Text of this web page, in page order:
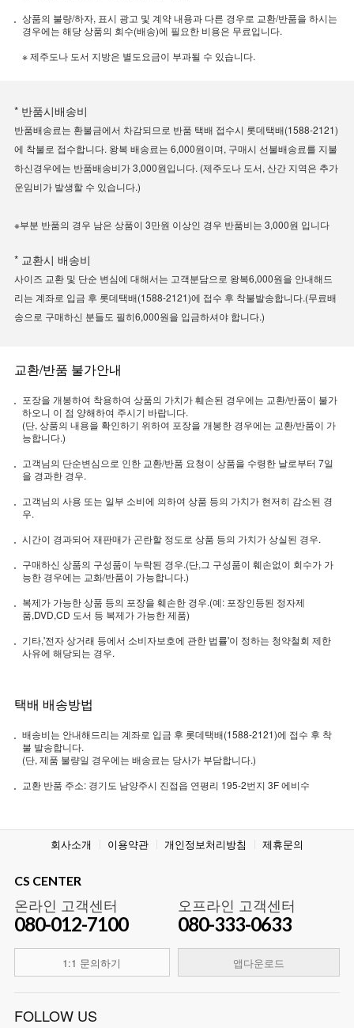
상품의 불량/하자, 표시 광고 및 계약 내용과 다른 경우로 교환/반품을 하시는
경우에는 해당 상품의 회수(배송)에 필요한 비용은 무료입니다.
※ 제주도나 도서 지방은 별도요금이 부과될 수 있습니다.
* 반품시배송비
반품배송료는 환불금에서 차감되므로 반품 택배 접수시 롯데택배(1588-2121)
에 착불로 접수합니다. 왕복 배송료는 6,000원이며, 구매시 선불배송료를 지불
하신경우에는 반품배송비가 3,000원입니다. (제주도나 도서, 산간 지역은 추가
운임비가 발생할 수 있습니다.)
※부분 반품의 경우 남은 상품이 3만원 이상인 경우 반품비는 3,000원 입니다
* 교환시 배송비
사이즈 교환 및 단순 변심에 대해서는 고객분담으로 왕복6,000원을 안내해드
리는 계좌로 입금 후 롯데택배(1588-2121)에 접수 후 착불발송합니다.(무료배
송으로 구매하신 분들도 필히6,000원을 입금하셔야 합니다.)
교환/반품 불가안내
포장을 개봉하여 착용하여 상품의 가치가 훼손된 경우에는 교환/반품이 불가
하오니 이 점 양해하여 주시기 바랍니다.
(단, 상품의 내용을 확인하기 위하여 포장을 개봉한 경우에는 교환/반품이 가
능합니다.)
고객님의 단순변심으로 인한 교환/반품 요청이 상품을 수령한 날로부터 7일
을 경과한 경우.
고객님의 사용 또는 일부 소비에 의하여 상품 등의 가치가 현저히 감소된 경
우.
시간이 경과되어 재판매가 곤란할 정도로 상품 등의 가치가 상실된 경우.
구매하신 상품의 구성품이 누락된 경우.(단,그 구성품이 훼손없이 회수가 가
능한 경우에는 교화/반품이 가능합니다.)
복제가 가능한 상품 등의 포장을 훼손한 경우.(예: 포장인등된 정자제
품,DVD,CD 도서 등 복제가 가능한 제품)
기타,'전자 상거래 등에서 소비자보호에 관한 법률'이 정하는 청약철회 제한
사유에 해당되는 경우.
택배 배송방법
배송비는 안내해드리는 계좌로 입금 후 롯데택배(1588-2121)에 접수 후 착
불 발송합니다.
(단, 제품 불량일 경우에는 배송료는 당사가 부담합니다.)
교환 반품 주소: 경기도 남양주시 진접읍 연평리 195-2번지 3F 에비수
회사소개 이용약관 개인정보처리방침 제휴문의
CS CENTER
온라인 고객센터
080-012-7100
1:1 문의하기
오프라인 고객센터
080-333-0633
앱다운로드
FOLLOW US